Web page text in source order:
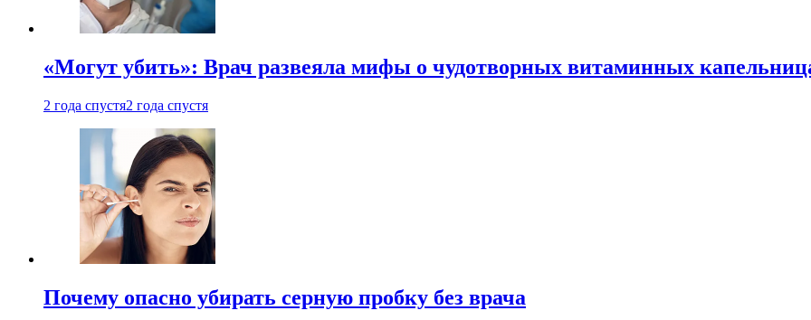
«Могут убить»: Врач развеяла мифы о чудотворных витаминных
2 года спустя2 года спустя
Почему опасно убирать серную пробку без врача